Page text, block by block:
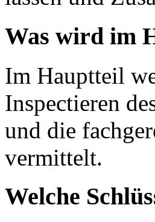
Was wird im
Im Hauptteil
Inspectieren
und die
vermittelt.
Welche